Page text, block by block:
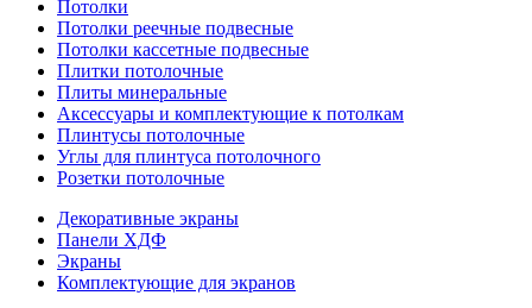
Потолки
Потолки реечные подвесные
Потолки кассетные подвесные
Плитки потолочные
Плиты минеральные
Аксессуары и комплектующие к потолкам
Плинтусы потолочные
Углы для плинтуса потолочного
Розетки потолочные
Декоративные экраны
Панели ХДФ
Экраны
Комплектующие для экранов